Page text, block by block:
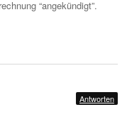
“angekündigt”.
Antworten